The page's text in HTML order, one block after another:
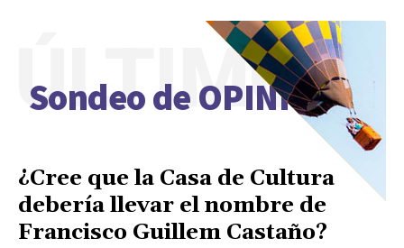
Sondeo de OPINIÓN
ÚLTIMO
¿Cree que la Casa de Cultura
debería llevar el nombre de
Francisco Guillem Castaño?